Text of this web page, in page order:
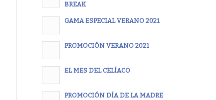
BREAK
GAMA ESPECIAL VERANO 2021
PROMOCIÓN VERANO 2021
EL MES DEL CELÍACO
PROMOCIÓN DÍA DE LA MADRE